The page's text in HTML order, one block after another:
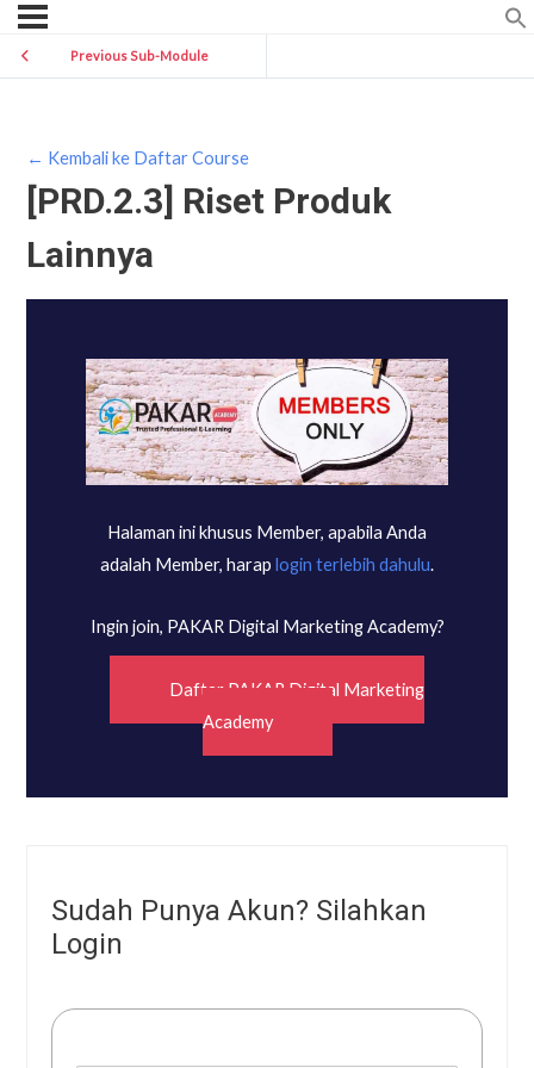
Previous Sub-Module
← Kembali ke Daftar Course
[PRD.2.3] Riset Produk
Lainnya
Halaman ini khusus Member, apabila Anda
adalah Member, harap login terlebih dahulu.
Ingin join, PAKAR Digital Marketing Academy?
Daftar PAKAR Digital Marketing
Academy
Sudah Punya Akun? Silahkan
Login